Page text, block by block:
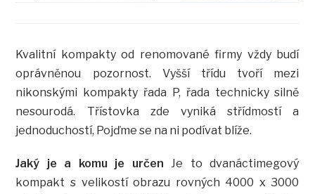
Kvalitní kompakty od renomované firmy vždy budí
oprávněnou pozornost. Vyšší třídu tvoří mezi
nikonskými kompakty řada P, řada technicky silně
nesourodá. Třístovka zde vyniká střídmostí a
jednoduchostí, Pojďme se na ni podívat blíže.
Jaký je a komu je určen Je to dvanáctimegový
kompakt s velikostí obrazu rovných 4000 x 3000